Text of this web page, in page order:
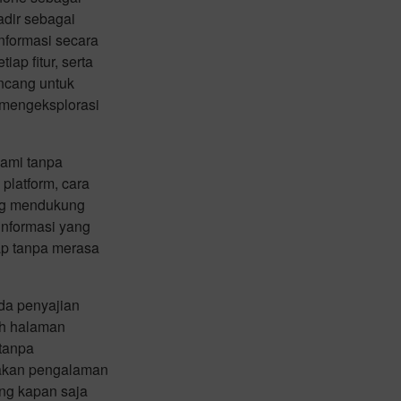
sebagai
secara
fitur, serta
untuk
tanpa
cara
mendukung
yang
tanpa merasa
penyajian
halaman
pengalaman
kapan saja